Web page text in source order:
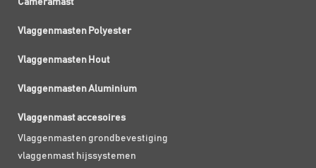
Cameramast
Vlaggenmasten Polyester
Vlaggenmasten Hout
Vlaggenmasten Aluminium
Vlaggenmast accesoires
Vlaggenmasten grondbevestiging
vlaggenmast hijssystemen